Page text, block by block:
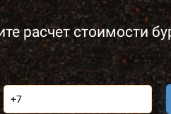
расчет стоимости